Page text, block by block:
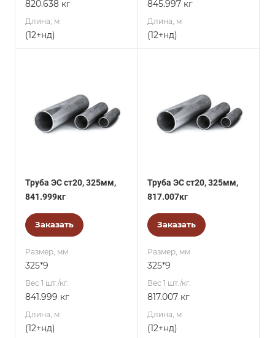
820.638 кг
Длина, м
(12+нд)
845.997 кг
Длина, м
(12+нд)
Труба ЭС ст20, 325мм,
841.999кг
Заказать
Размер, мм
325*9
Вес 1 шт./кг.
841.999 кг
Длина, м
(12+нд)
Труба ЭС ст20, 325мм,
817.007кг
Заказать
Размер, мм
325*9
Вес 1 шт./кг.
817.007 кг
Длина, м
(12+нд)